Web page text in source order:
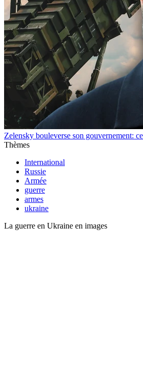
Zelensky bouleverse son gouvernement:
Thèmes
International
Russie
Armée
guerre
armes
ukraine
La guerre en Ukraine en images